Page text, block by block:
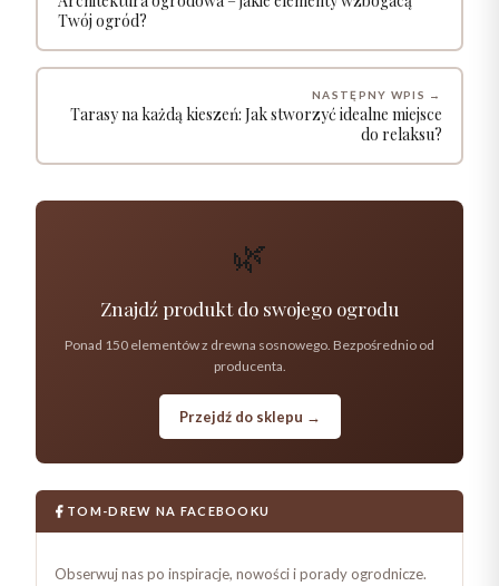
Twój ogród?
NASTĘPNY WPIS →
Tarasy na każdą kieszeń: Jak stworzyć idealne miejsce
do relaksu?
🌿
Znajdź produkt do swojego ogrodu
Ponad 150 elementów z drewna sosnowego. Bezpośrednio od
producenta.
Przejdź do sklepu →
TOM-DREW NA FACEBOOKU
Obserwuj nas po inspiracje, nowości i porady ogrodnicze.